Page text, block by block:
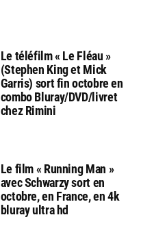
Le téléfilm « Le Fléau »
(Stephen King et Mick
Garris) sort fin octobre en
combo Bluray/DVD/livret
chez Rimini
Le film « Running Man »
avec Schwarzy sort en
octobre, en France, en 4k
bluray ultra hd